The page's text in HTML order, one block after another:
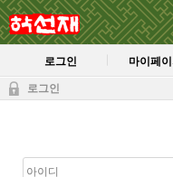
로그인 마이페
로그인